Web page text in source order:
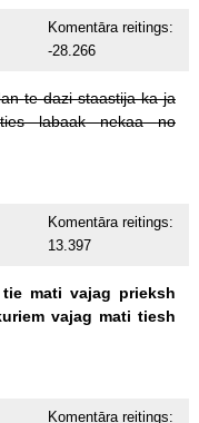
Komentāra reitings:
-28.266
te dazi staastija ka ja
labaak nekaa
no
Komentāra reitings:
13.397
tie mati vajag prieksh
vajag mati tiesh
Komentāra reitings: